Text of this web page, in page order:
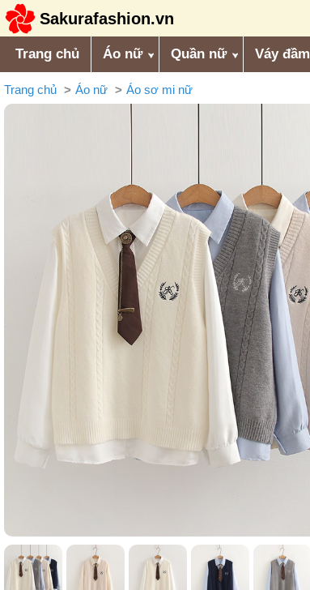
Sakurafashion.vn
Trang chủ Áo nữ Quần nữ Váy đầm
Trang chủ Áo nữ Áo sơ mi nữ